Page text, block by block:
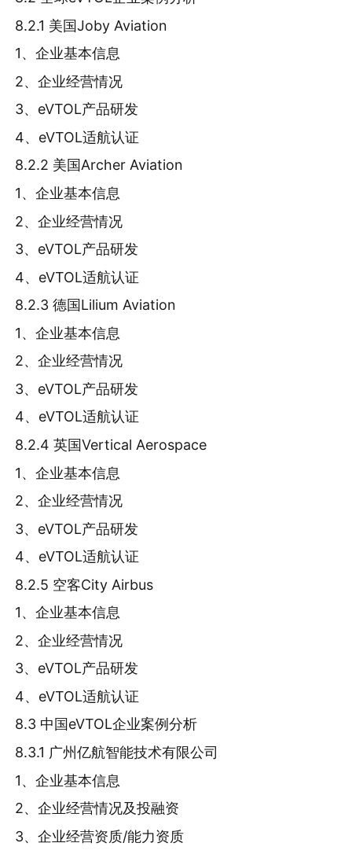
8.2.1 美国Joby Aviation
1、企业基本信息
2、企业经营情况
3、eVTOL产品研发
4、eVTOL适航认证
8.2.2 美国Archer Aviation
1、企业基本信息
2、企业经营情况
3、eVTOL产品研发
4、eVTOL适航认证
8.2.3 德国Lilium Aviation
1、企业基本信息
2、企业经营情况
3、eVTOL产品研发
4、eVTOL适航认证
8.2.4 英国Vertical Aerospace
1、企业基本信息
2、企业经营情况
3、eVTOL产品研发
4、eVTOL适航认证
8.2.5 空客City Airbus
1、企业基本信息
2、企业经营情况
3、eVTOL产品研发
4、eVTOL适航认证
8.3 中国eVTOL企业案例分析
8.3.1 广州亿航智能技术有限公司
1、企业基本信息
2、企业经营情况及投融资
3、企业经营资质/能力资质